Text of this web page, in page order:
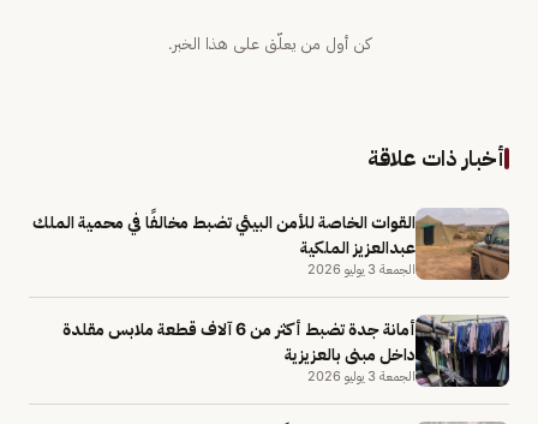
كن أول من يعلّق على هذا الخبر.
أخبار ذات علاقة
القوات الخاصة للأمن البيئي تضبط مخالفًا في محمية الملك
عبدالعزيز الملكية
الجمعة 3 يوليو 2026
أمانة جدة تضبط أكثر من 6 آلاف قطعة ملابس مقلدة
داخل مبنى بالعزيزية
الجمعة 3 يوليو 2026